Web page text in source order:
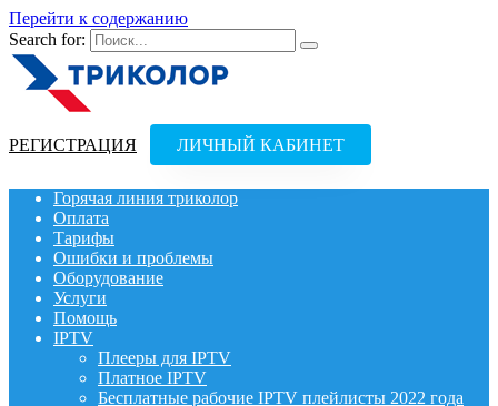
Перейти к содержанию
Search for:
РЕГИСТРАЦИЯ ЛИЧНЫЙ КАБИНЕТ
Горячая линия триколор
Оплата
Тарифы
Ошибки и проблемы
Оборудование
Услуги
Помощь
IPTV
Плееры для IPTV
Платное IPTV
Бесплатные рабочие IPTV плейлисты 2022 года